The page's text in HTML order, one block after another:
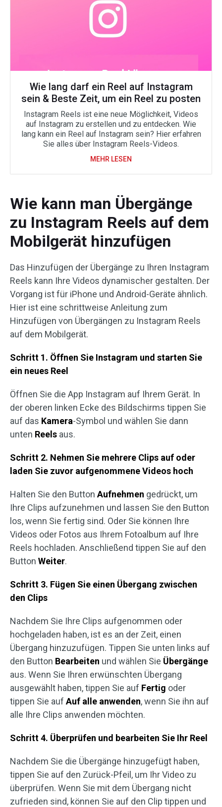
Wie lang darf ein Reel auf Instagram
sein & Beste Zeit, um ein Reel zu posten
Instagram Reels ist eine neue Möglichkeit, Videos
auf Instagram zu erstellen und zu entdecken. Wie
lang kann ein Reel auf Instagram sein? Hier erfahren
Sie alles über Instagram Reels-Videos.
MEHR LESEN
Wie kann man Übergänge
zu Instagram Reels auf dem
Mobilgerät hinzufügen
Das Hinzufügen der Übergänge zu Ihren Instagram
Reels kann Ihre Videos dynamischer gestalten. Der
Vorgang ist für iPhone und Android-Geräte ähnlich.
Hier ist eine schrittweise Anleitung zum
Hinzufügen von Übergängen zu Instagram Reels
auf dem Mobilgerät.
Schritt 1. Öffnen Sie Instagram und starten Sie
ein neues Reel
Öffnen Sie die App Instagram auf Ihrem Gerät. In
der oberen linken Ecke des Bildschirms tippen Sie
auf das Kamera-Symbol und wählen Sie dann
unten Reels aus.
Schritt 2. Nehmen Sie mehrere Clips auf oder
laden Sie zuvor aufgenommene Videos hoch
Halten Sie den Button Aufnehmen gedrückt, um
Ihre Clips aufzunehmen und lassen Sie den Button
los, wenn Sie fertig sind. Oder Sie können Ihre
Videos oder Fotos aus Ihrem Fotoalbum auf Ihre
Reels hochladen. Anschließend tippen Sie auf den
Button Weiter.
Schritt 3. Fügen Sie einen Übergang zwischen
den Clips
Nachdem Sie Ihre Clips aufgenommen oder
hochgeladen haben, ist es an der Zeit, einen
Übergang hinzuzufügen. Tippen Sie unten links auf
den Button Bearbeiten und wählen Sie Übergänge
aus. Wenn Sie Ihren erwünschten Übergang
ausgewählt haben, tippen Sie auf Fertig oder
tippen Sie auf Auf alle anwenden, wenn Sie ihn auf
alle Ihre Clips anwenden möchten.
Schritt 4. Überprüfen und bearbeiten Sie Ihr Reel
Nachdem Sie die Übergänge hinzugefügt haben,
tippen Sie auf den Zurück-Pfeil, um Ihr Video zu
überprüfen. Wenn Sie mit dem Übergang nicht
zufrieden sind, können Sie auf den Clip tippen und